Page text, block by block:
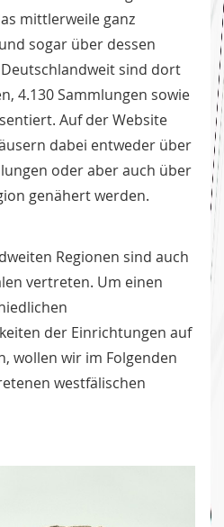
mittlerweile ganz
sogar über dessen
Deutschlandweit sind dort
4.130 Sammlungen sowie
Auf der Website
dabei entweder über
oder aber auch über
genähert werden.
Regionen sind auch
vertreten. Um einen
der Einrichtungen auf
wollen wir im Folgenden
westfälischen